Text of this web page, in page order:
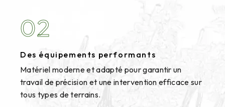
02
Des équipements performants
Matériel moderne et adapté pour garantir un
travail de précision et une intervention efficace sur
tous types de terrains.